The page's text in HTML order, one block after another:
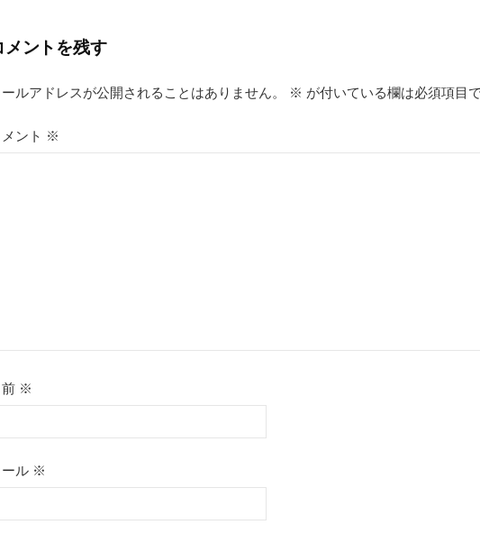
メントを残す
ールアドレスが公開されることはありません。 ※ が付いている欄は必須項目
メント ※
※
ール ※